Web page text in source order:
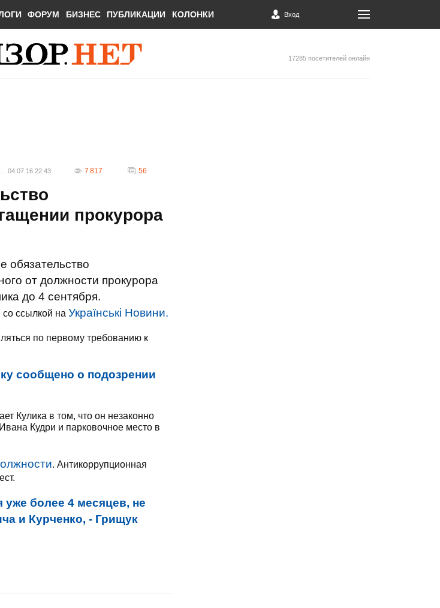
ФОРУМ БИЗНЕС ПУБЛИКАЦИИ КОЛОНКИ Вход
17285 посетителей онлайн
04.07.16 22:43 7 817 56
прокурора
обязательство
от должности прокурора
до 4 сентября.
со ссылкой на Українські Новини.
по первому требованию к
сообщено о подозрении
Кулика в том, что он незаконно
Кудри и парковочное место в
. Антикоррупционная
уже более 4 месяцев, не
и Курченко, - Грищук